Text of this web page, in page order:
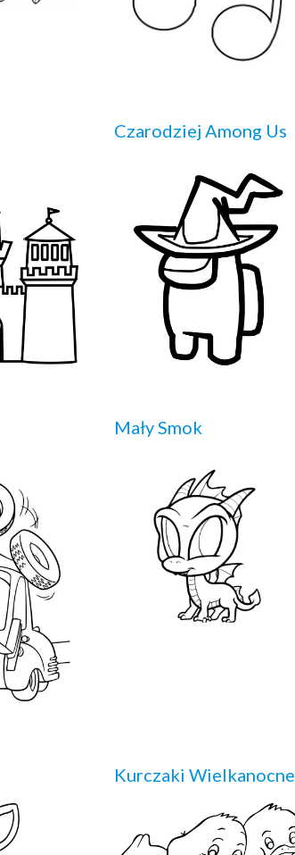
Czarodziej Among Us
Mały Smok
Kurczaki Wielkanocne